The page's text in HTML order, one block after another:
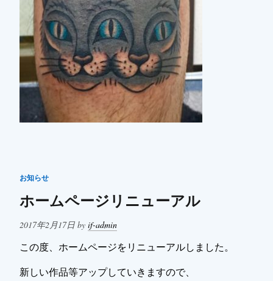
お知らせ
ホームページリニューアル
Posted
2017年2月17日 by if-admin
この度、ホームページをリニューアルしました。
新しい作品等アップしていきますので、